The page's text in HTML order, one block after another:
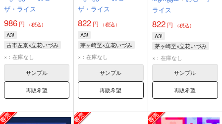
ザ・ライス
986 円 （税込）
A3!
古市左京×立花いづみ
古市左京
×：在庫なし
サンプル
再販希望
ザ・ライス
822 円 （税込）
A3!
茅ヶ崎至×立花いづみ
茅ヶ崎至
×：在庫なし
サンプル
再販希望
ライス
822円 （税込）
A3!
茅ヶ崎至×立花いづみ
茅ヶ崎至
×：在庫なし
サンプル
再販希望